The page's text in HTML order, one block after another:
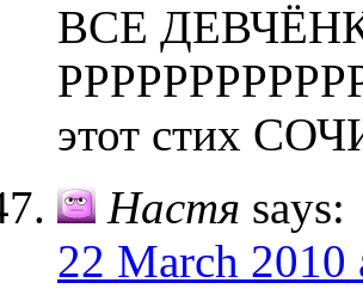
ВСЕ
этот стих
Настя says:
22 March 2010